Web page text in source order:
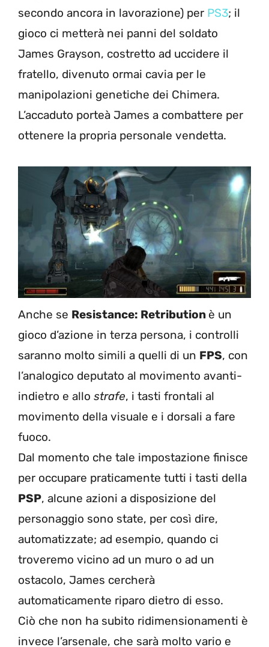
secondo ancora in lavorazione) per PS3; il
gioco ci metterà nei panni del soldato
James Grayson, costretto ad uccidere il
fratello, divenuto ormai cavia per le
manipolazioni genetiche dei Chimera.
L’accaduto porteà James a combattere per
ottenere la propria personale vendetta.
Anche se Resistance: Retribution è un
gioco d’azione in terza persona, i controlli
saranno molto simili a quelli di un FPS, con
l’analogico deputato al movimento avanti-
indietro e allo strafe, i tasti frontali al
movimento della visuale e i dorsali a fare
fuoco.
Dal momento che tale impostazione finisce
per occupare praticamente tutti i tasti della
PSP, alcune azioni a disposizione del
personaggio sono state, per così dire,
automatizzate; ad esempio, quando ci
troveremo vicino ad un muro o ad un
ostacolo, James cercherà
automaticamente riparo dietro di esso.
Ciò che non ha subito ridimensionamenti è
invece l’arsenale, che sarà molto vario e